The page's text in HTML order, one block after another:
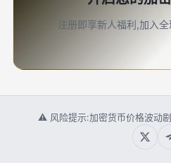
注册即享新人福利,加入
⚠ 风险提示:加密货币价格波动